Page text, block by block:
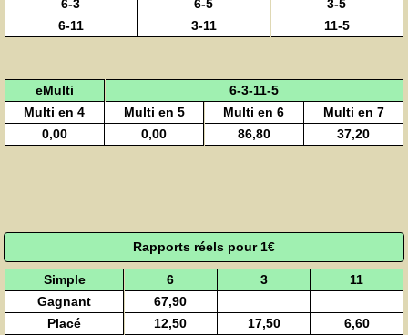
6-3
6-5
3-5
6-11
3-11 11-5
eMulti
6-3-11-5
Multi en 4
Multi en 5 Multi en 6
Multi en 7
0,00
0,00 86,80 37,20
Rapports réels pour 1€
Simple 6 3
11
Gagnant
67,90
Placé
12,50 17,50 6,60